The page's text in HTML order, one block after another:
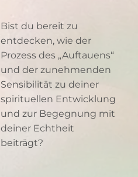
Bist du bereit zu
entdecken, wie der
Prozess des „Auftauens“
und der zunehmenden
Sensibilität zu deiner
spirituellen Entwicklung
und zur Begegnung mit
deiner Echtheit
beiträgt?